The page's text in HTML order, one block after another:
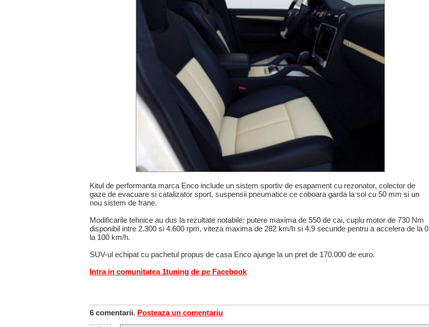
Kitul de performanta marca Enco include un sistem sportiv de esapament cu rezonator, colector de
gaze de evacuare si catalizator sport, suspensii pneumatice ce coboara garda la sol cu 50 mm si un
nou sistem de frane.
Modificarile tehnice au dus la rezultate notabile: putere maxima de 550 de cai, cuplu motor de 730 Nm
disponibil intre 2.300 si 4.600 rpm, viteza maxima de 282 km/h si 4,9 secunde pentru a accelera de la 0
la 100 km/h.
SUV-ul echipat cu pachetul propus de casa Enco ajunge la un pret de 170.000 de euro.
Intra in comunitatea 1tuning de pe Facebook
6 comentarii. Posteaza un comentariu